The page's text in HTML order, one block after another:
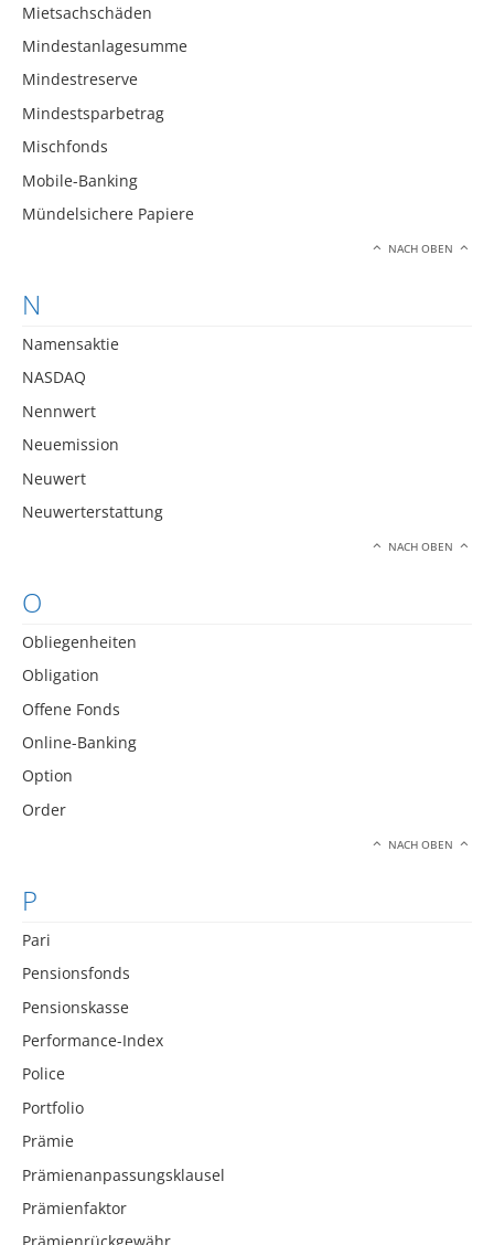
Mietsachschäden
Mindestanlagesumme
Mindestreserve
Mindestsparbetrag
Mischfonds
Mobile-Banking
Mündelsichere Papiere
NACH OBEN
N
Namensaktie
NASDAQ
Nennwert
Neuemission
Neuwert
Neuwerterstattung
NACH OBEN
O
Obliegenheiten
Obligation
Offene Fonds
Online-Banking
Option
Order
NACH OBEN
P
Pari
Pensionsfonds
Pensionskasse
Performance-Index
Police
Portfolio
Prämie
Prämienanpassungsklausel
Prämienfaktor